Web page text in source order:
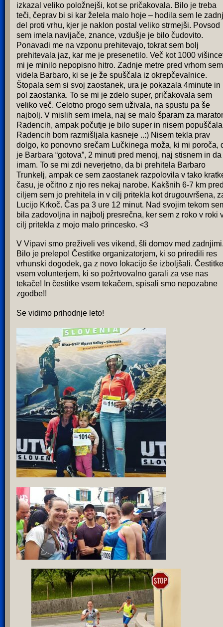
izkazal veliko položnejši, kot se pričakovala. Bilo je treba
teči, čeprav bi si kar želela malo hoje – hodila sem le
del proti vrhu, kjer je naklon postal veliko strmejši. Povsod
sem imela navijače, znance, vzdušje je bilo čudovito.
Ponavadi me na vzponu prehitevajo, tokrat sem bolj
prehitevala jaz, kar me je presenetilo. Več kot 1000
mi je minilo nepopisno hitro. Zadnje metre pred vrhom sem
videla Barbaro, ki se je že spuščala iz okrepčevalnice.
Štopala sem si svoj zaostanek, ura je pokazala 4minute in
pol zaostanka. To se mi je zdelo super, pričakovala sem
veliko več. Celotno progo sem uživala, na spustu pa še
najbolj. V mislih sem imela, naj se malo šparam za
Radencih, ampak počutje je bilo super in nisem
Radencih bom razmišljala kasneje ..:) Nisem tekla prav
dolgo, ko ponovno srečam Lučkinega moža, ki mi poroča,
je Barbara “gotova”, 2 minuti pred menoj, naj stisnem in
imam. To se mi zdi neverjetno, da bi prehitela Barbaro
Trunkelj, ampak ce sem zaostanek razpolovila v tako
času, je očitno z njo res nekaj narobe. Kakšnih 6-7 km
ciljem sem jo prehitela in v cilj pritekla kot drugouvršena,
Lucijo Krkoč. Čas pa 3 ure 12 minut. Nad svojim tekom
bila zadovoljna in najbolj presrečna, ker sem z roko v roki
cilj pritekla z mojo malo princesko. <3
V Vipavi smo preživeli ves vikend, šli domov med
Bilo je prelepo! Čestitke organizatorjem, ki so priredili res
vrhunski dogodek, ga z novo lokacijo še izboljšali.
vsem volunterjem, ki so požrtvovalno garali za vse nas
tekače! In čestitke vsem tekačem, spisali smo nepozabne
zgodbe!!
Se vidimo prihodnje leto!